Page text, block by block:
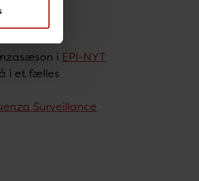
i EPI-NYT
i et fælles
Surveillance